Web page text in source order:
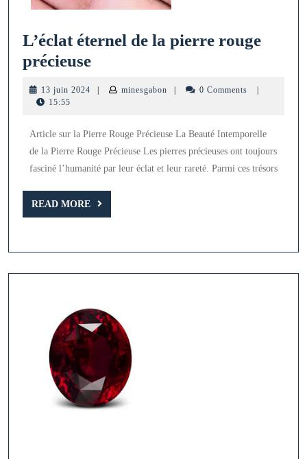
L’éclat éternel de la pierre rouge
précieuseL’éclat
éternel
pierre
rouge
13 juin 2024 13
minesgabon minesgabon0 Comments
15:55
Article sur la Pierre Rouge Précieuse La Beauté Intemporelle
de la Pierre Rouge Précieuse Les pierres précieuses ont toujours
fasciné l’humanité par leur éclat et leur rareté. Parmi ces trésors
READ MORE
READ
MORE